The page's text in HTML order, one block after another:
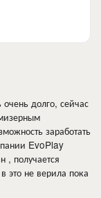
долго, сейчас
заработать
EvoPlay
, получается
это не верила пока